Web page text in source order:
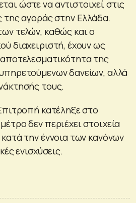
ώστε να αντιστοιχεί στις
της αγοράς στην Ελλάδα.
τελών, καθώς και ο
διαχειριστή, έχουν ως
της
δανείων, αλλά
τους.
κατέληξε στο
δεν περιέχει στοιχεία
την έννοια των κανόνων
ενισχύσεις.